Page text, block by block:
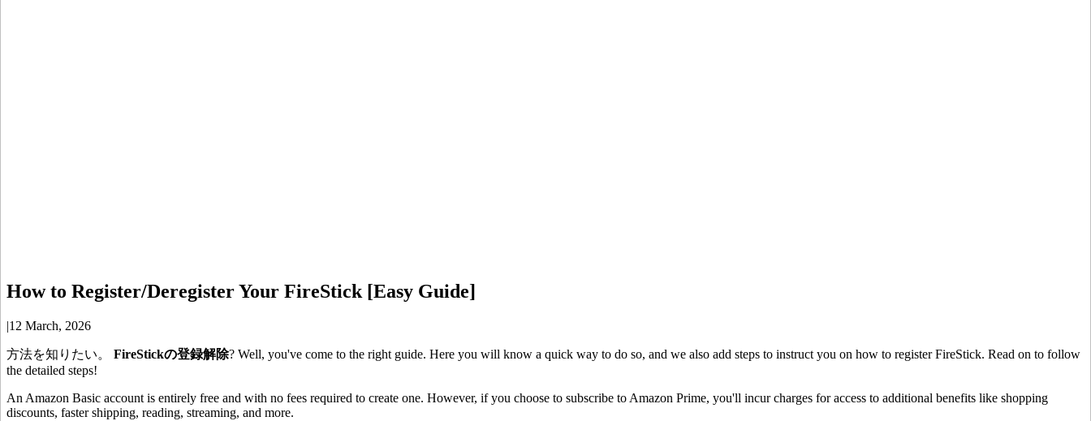
How to Register/Deregister Your FireStick [Easy Guide]
|12 March, 2026
方法を知りたい。 FireStickの登録解除? Well, you've come to the right guide. Here you will know a quick way to do so, and we also add steps to instruct you on how to register FireStick. Read on to follow
the detailed steps!
An Amazon Basic account is entirely free and with no fees required to create one. However, if you choose to subscribe to Amazon Prime, you'll incur charges for access to additional benefits like shopping
discounts, faster shipping, reading, streaming, and more.